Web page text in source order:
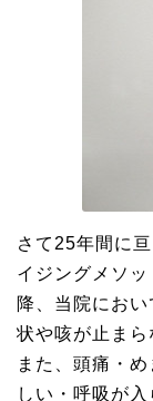
さて25年間に
イジングメソ
降、当院にお
状や咳が止まら
また、頭痛・
しい・呼吸が